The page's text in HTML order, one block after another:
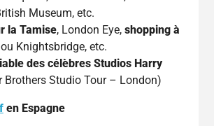
Museum, etc.
la Tamise, London Eye,shopping à
Knightsbridge, etc.
des célèbres Studios Harry
Brothers Studio Tour – London)
en Espagne